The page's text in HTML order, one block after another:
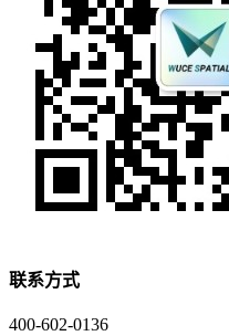
联系方式
400-602-0136